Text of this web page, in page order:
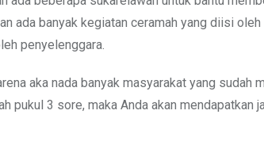
ada banyak kegiatan ceramah yang diisi
penyelenggara.
aka nada banyak masyarakat yang sudah
pukul 3 sore, maka Anda akan mendapatkan